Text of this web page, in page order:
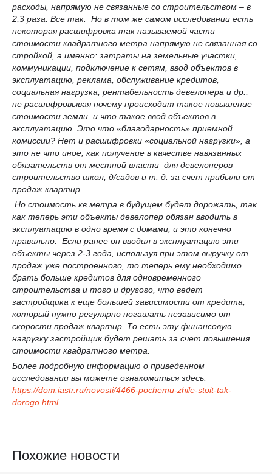
расходы, напрямую не связанные со строительством – в
2,3 раза. Все так. Но в том же самом исследовании есть
некоторая расшифровка так называемой части
стоимости квадратного метра напрямую не связанная со
стройкой, а именно: затраты на земельные участки,
коммуникации, подключение к сетям, ввод объектов в
эксплуатацию, реклама, обслуживание кредитов,
социальная нагрузка, рентабельность девелопера и др.,
не расшифровывая почему происходит такое повышение
стоимости земли, и что такое ввод объектов в
эксплуатацию. Это что «благодарность» приемной
комиссии? Нет и расшифровки «социальной нагрузки», а
это не что иное, как получение в качестве навязанных
обязательств от местной власти для девелоперов
строительство школ, д/садов и т. д. за счет прибыли от
продаж квартир.
Но стоимость кв метра в будущем будет дорожать, так
как теперь эти объекты девелопер обязан вводить в
эксплуатацию в одно время с домами, и это конечно
правильно. Если ранее он вводил в эксплуатацию эти
объекты через 2-3 года, используя при этом выручку от
продаж уже построенного, то теперь ему необходимо
брать больше кредитов для одновременного
строительства и того и другого, что ведет
застройщика к еще большей зависимости от кредита,
который нужно регулярно погашать независимо от
скорости продаж квартир. То есть эту финансовую
нагрузку застройщик будет решать за счет повышения
стоимости квадратного метра.
Более подробную информацию о приведенном
исследовании вы можете ознакомиться здесь:
https://dom.iastr.ru/novosti/4466-pochemu-zhile-stoit-tak-
dorogo.html.
Похожие новости